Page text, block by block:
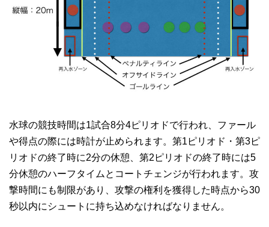
水球の競技時間は1試合8分4ピリオドで行われ、ファール
や得点の際には時計が止められます。第1ピリオド・第3ピ
リオドの終了時に2分の休憩、第2ピリオドの終了時には5
分休憩のハーフタイムとコートチェンジが行われます。攻
撃時間にも制限があり、攻撃の権利を獲得した時点から30
秒以内にシュートに持ち込めなければなりません。